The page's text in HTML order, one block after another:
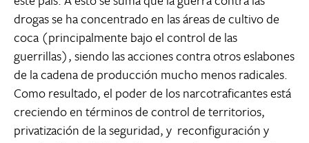
drogas se ha concentrado en las áreas de cultivo de
coca (principalmente bajo el control de las
guerrillas), siendo las acciones contra otros eslabones
de la cadena de producción mucho menos radicales.
Como resultado, el poder de los narcotraficantes está
creciendo en términos de control de territorios,
privatización de la seguridad, y reconfiguración y